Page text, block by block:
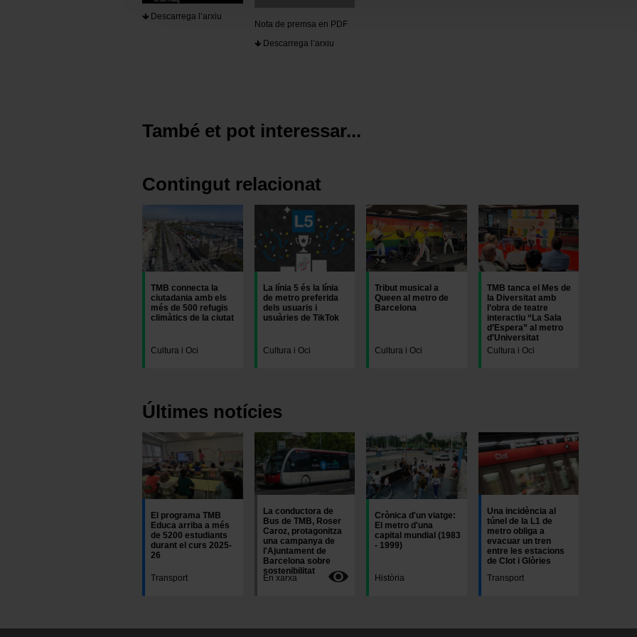
En cualquier momento de la navegación en esta web, podrás modificar tu selección de
“Gestor de cookies”, que encontrarás en el menú de la parte inferior de la web.
Descarrega l’arxiu
Nota de premsa en PDF
Descarrega l’arxiu
També et pot interessar...
Contingut relacionat
TMB connecta la
ciutadania amb els
més de 500 refugis
climàtics de la ciutat
Cultura i Oci
Imatge
La línia 5 és la línia
de metro preferida
dels usuaris i
usuàries de TikTok
Cultura i Oci
Imatge
Tribut musical a
Queen al metro de
Barcelona
Cultura i Oci
Imatge
TMB tanca el Mes de
la Diversitat amb
l’obra de teatre
interactiu “La Sala
d’Espera” al metro
d'Universitat
Cultura i Oci
Últimes notícies
El programa TMB
Educa arriba a més
de 5200 estudiants
durant el curs 2025-
26
Transport
Imatge
La conductora de
Bus de TMB, Roser
Caroz, protagonitza
una campanya de
l'Ajuntament de
Barcelona sobre
sostenibilitat
En xarxa
Imatge
Crònica d'un viatge:
El metro d'una
capital mundial (1983
- 1999)
Història
Una incidència al
túnel de la L1 de
metro obliga a
evacuar un tren
entre les estacions
de Clot i Glòries
Transport